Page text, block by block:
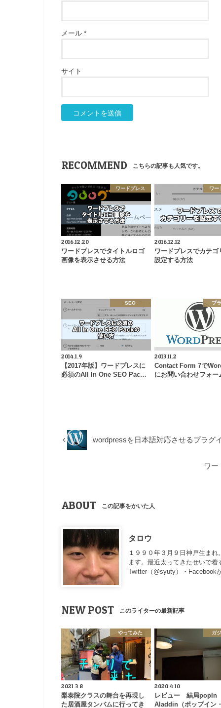
メール *
サイト
RECOMMEND こちらの記事も人気です。
ワードプレス
2016.12.20
ワードプレスでタイトルロゴ
画像を表示させる方法
ワー
2016.12.12
ワードプレスでカテゴ
設定する方法
SEO
2014.1.9
【2017年版】ワードプレスに
必須のAll In One SEO Pac…
プ
2013.11.2
Contact Form 7で
にお問い合わせフォ
wordpressを日本語対応させるプラグ
ワー
ABOUT この記事をかいた人
タロウ
１９９０年３月９日神戸生ま
ます。最近太ってきたせいで
Twitter（ @syuty）・Facebook
NEW POST このライターの最新記事
やってみた
2021.3.8
梨泰院クラスの舞台を再現し
た居酒屋タンバムに行ってき
ガ
2020.4.10
レビュー 結局popIn
Aladdin（ポップイン